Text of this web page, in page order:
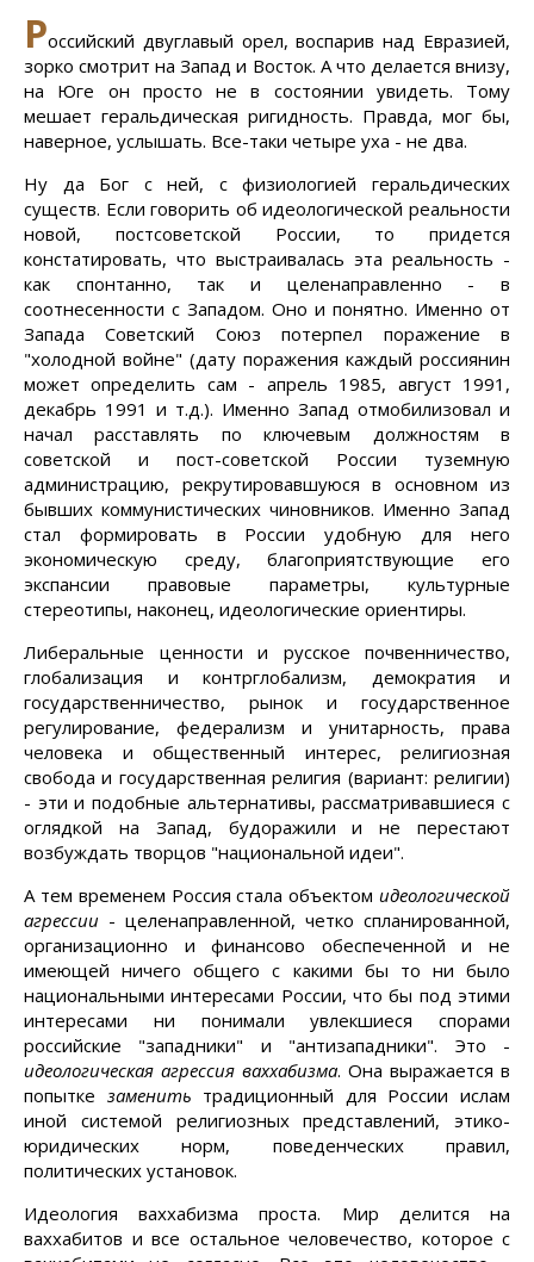
Российский двуглавый орел, воспарив над Евразией,
зорко смотрит на Запад и Восток. А что делается внизу,
на Юге он просто не в состоянии увидеть. Тому
мешает геральдическая ригидность. Правда, мог бы,
наверное, услышать. Все-таки четыре уха - не два.
Ну да Бог с ней, с физиологией геральдических
существ. Если говорить об идеологической реальности
новой, постсоветской России, то придется
констатировать, что выстраивалась эта реальность -
как спонтанно, так и целенаправленно - в
соотнесенности с Западом. Оно и понятно. Именно от
Запада Советский Союз потерпел поражение в
"холодной войне" (дату поражения каждый россиянин
может определить сам - апрель 1985, август 1991,
декабрь 1991 и т.д.). Именно Запад отмобилизовал и
начал расставлять по ключевым должностям в
советской и пост-советской России туземную
администрацию, рекрутировавшуюся в основном из
бывших коммунистических чиновников. Именно Запад
стал формировать в России удобную для него
экономическую среду, благоприятствующие его
экспансии правовые параметры, культурные
стереотипы, наконец, идеологические ориентиры.
Либеральные ценности и русское почвенничество,
глобализация и контрглобализм, демократия и
государственничество, рынок и государственное
регулирование, федерализм и унитарность, права
человека и общественный интерес, религиозная
свобода и государственная религия (вариант: религии)
- эти и подобные альтернативы, рассматривавшиеся с
оглядкой на Запад, будоражили и не перестают
возбуждать творцов "национальной идеи".
А тем временем Россия стала объектом идеологической
агрессии - целенаправленной, четко спланированной,
организационно и финансово обеспеченной и не
имеющей ничего общего с какими бы то ни было
национальными интересами России, что бы под этими
интересами ни понимали увлекшиеся спорами
российские "западники" и "антизападники". Это -
идеологическая агрессия ваххабизма. Она выражается в
попытке заменить традиционный для России ислам
иной системой религиозных представлений, этико-
юридических норм, поведенческих правил,
политических установок.
Идеология ваххабизма проста. Мир делится на
ваххабитов и все остальное человечество, которое с